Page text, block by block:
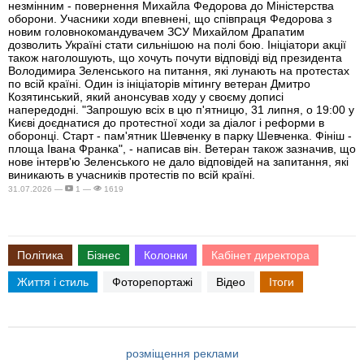
незмінним - повернення Михайла Федорова до Міністерства
оборони. Учасники ходи впевнені, що співпраця Федорова з
новим головнокомандувачем ЗСУ Михайлом Драпатим
дозволить Україні стати сильнішою на полі бою. Ініціатори акції
також наголошують, що хочуть почути відповіді від президента
Володимира Зеленського на питання, які лунають на протестах
по всій країні. Один із ініціаторів мітингу ветеран Дмитро
Козятинський, який анонсував ходу у своєму дописі
напередодні. "Запрошую всіх в цю п'ятницю, 31 липня, о 19:00 у
Києві доєднатися до протестної ходи за діалог і реформи в
оборонці. Старт - пам'ятник Шевченку в парку Шевченка. Фініш -
площа Івана Франка", - написав він. Ветеран також зазначив, що
нове інтерв'ю Зеленського не дало відповідей на запитання, які
виникають в учасників протестів по всій країні.
31.07.2026 — 1 — 1619
Політика Бізнес Колонки Кабінет директора
Життя і стиль Фоторепортажі Відео Ітоги
розміщення реклами